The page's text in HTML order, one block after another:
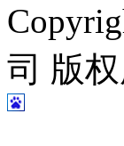
司 版